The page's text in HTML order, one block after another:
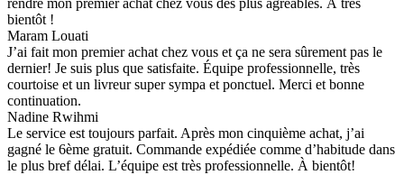
rendre mon premier achat chez vous des plus agréables. À très
bientôt !
Maram Louati
J’ai fait mon premier achat chez vous et ça ne sera sûrement pas le
dernier! Je suis plus que satisfaite. Équipe professionnelle, très
courtoise et un livreur super sympa et ponctuel. Merci et bonne
continuation.
Nadine Rwihmi
Le service est toujours parfait. Après mon cinquième achat, j’ai
gagné le 6ème gratuit. Commande expédiée comme d’habitude dans
le plus bref délai. L’équipe est très professionnelle. À bientôt!